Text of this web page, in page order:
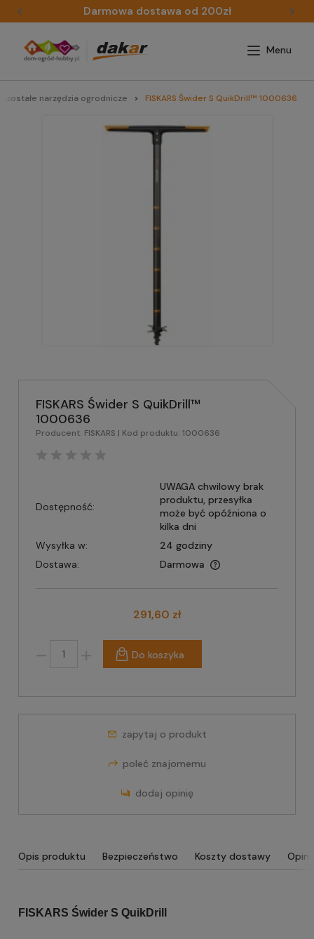
Darmowa dostawa od 200zł
narzędzia ogrodnicze FISKARS Świder S QuikDrill™ 1000636
FISKARS Świder S QuikDrill™
1000636
Producent: FISKARS | Kod produktu: 1000636
Dostępność:
UWAGA chwilowy brak
produktu, przesyłka
może być opóźniona o
kilka dni
Wysyłka w:
24 godziny
Dostawa:
Darmowa
291,60 zł
Do koszyka
zapytaj o produkt
poleć znajomemu
dodaj opinię
Opis produktu Bezpieczeństwo Koszty dostawy
FISKARS Świder S QuikDrill